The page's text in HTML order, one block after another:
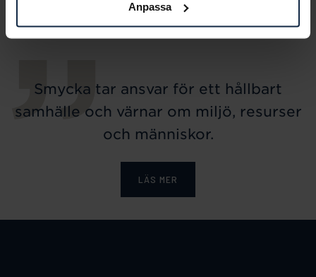
Anpassa
Smycka tar ansvar för ett hållbart
samhälle och värnar om miljö, resurser
och människor.
LÄS MER